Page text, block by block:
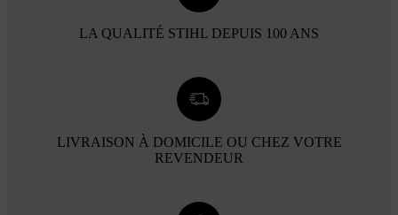
LA QUALITÉ STIHL DEPUIS 100 ANS
LIVRAISON À DOMICILE OU CHEZ VOTRE
REVENDEUR